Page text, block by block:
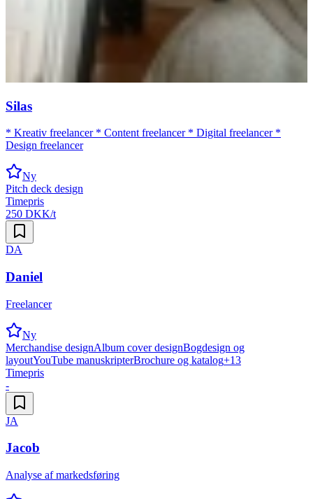
Silas
* Kreativ freelancer * Content freelancer * Digital freelancer *
Design freelancer
Ny
Pitch deck design
Timepris
250 DKK/t
DA
Daniel
Freelancer
Ny
Merchandise designAlbum cover designBogdesign og
layoutYouTube manuskripterBrochure og katalog+13
Timepris
-
JA
Jacob
Analyse af markedsføring